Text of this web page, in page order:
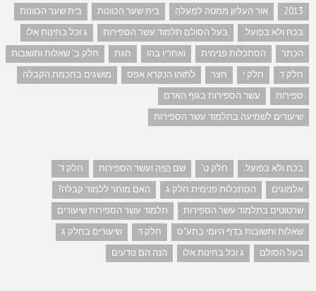
2013 אור העליון ממטה למעלה בית שער הכוונות
בית שער הכוונות
בכח ולא בפועל.
בעל הסולם תלמוד עשר הספירות
ג וכל בחינות אלו
הכתר
הסתכלות פנימית ואחריו בהו חגת
חלק ב' שאלות ותשובות
חלק ד
חלק י חצר לתוהו הנקרא אפס
מושגים בחכמת הקבלה
ספירות
עשר הספירות בגוף האדם
שיעורים לשמיעה בתלמוד עשר הספירות
בכח ולא בפועל. חלק ט' שם הֲוָיָה ועשר הספירות
חלק ד'
אלמוגים
הסתכלות פנימית חלק ג
האם מותר ללמוד קבלה?
שרטוטים בתלמוד עשר הספירות
תלמוד עשר הספירות שיעורים
שאלות ותשובות בדף היומי בתע"ס
חלק ד
שיעורים בחלק ג
בעל הסולם
ג וכל בחינות אלו הנה הם נודעים